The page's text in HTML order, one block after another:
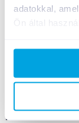
adatokkal,